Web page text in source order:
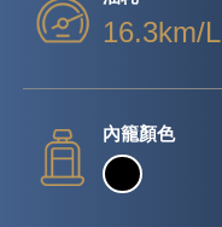
16.3km/L
內籠顏色